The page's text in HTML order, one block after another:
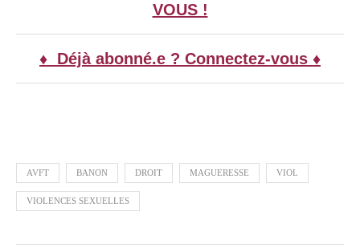
VOUS !
♦ Déjà abonné.e ? Connectez-vous ♦
AVFT BANON DROIT MAGUERESSE VIOL
VIOLENCES SEXUELLES